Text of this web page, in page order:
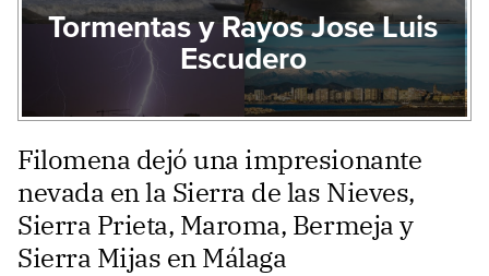
Tormentas y Rayos Jose Luis
Escudero
Filomena dejó una impresionante
nevada en la Sierra de las Nieves,
Sierra Prieta, Maroma, Bermeja y
Sierra Mijas en Málaga